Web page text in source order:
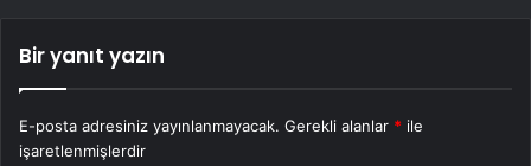
Bir yanıt yazın
E-posta adresiniz yayınlanmayacak. Gerekli alanlar * ile
işaretlenmişlerdir